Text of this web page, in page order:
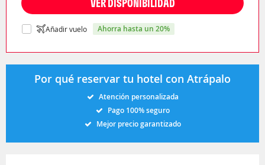
Añadir vuelo ahorra hasta un 20%
Por qué reservar tu hotel con Atrápalo
Atención personalizada
Pago 100% seguro
Mejor precio garantizado